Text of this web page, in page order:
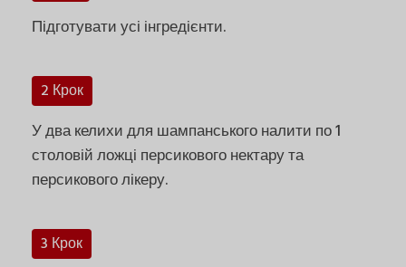
Підготувати усі інгредієнти.
2 Крок
У два келихи для шампанського налити по 1
столовій ложці персикового нектару та
персикового лікеру.
3 Крок